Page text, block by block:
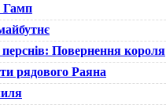
Гамп
Повернення короля
рядового Раяна